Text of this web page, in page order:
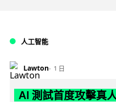
人工智能
Lawton 1 日
AI 測試首度攻擊真